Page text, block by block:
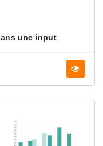
une input